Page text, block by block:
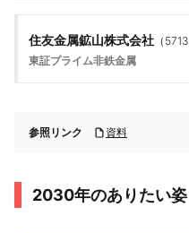
住友金属鉱山株式会社 （ 5713
東証プライム非鉄金属
参照リンク 資料
2030年のありたい姿